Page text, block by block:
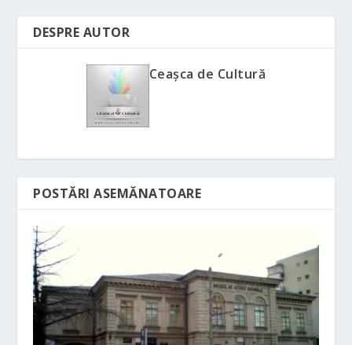
DESPRE AUTOR
Ceașca de Cultură
POSTĂRI ASEMĂNATOARE